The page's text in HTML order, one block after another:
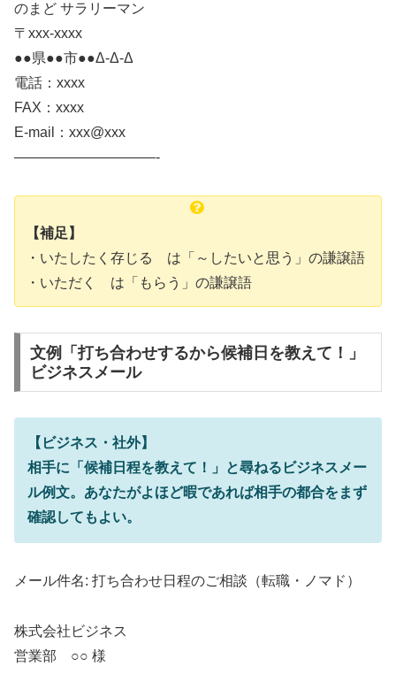
のまど サラリーマン
〒xxx-xxxx
●●県●●市●●Δ-Δ-Δ
電話：xxxx
FAX：xxxx
E-mail：xxx@xxx
——————————-
【補足】
・いたしたく存じる は「～したいと思う」の謙譲語
・いただく は「もらう」の謙譲語
文例「打ち合わせするから候補日を教えて！」
ビジネスメール
【ビジネス・社外】
相手に「候補日程を教えて！」と尋ねるビジネスメー
ル例文。あなたがよほど暇であれば相手の都合をまず
確認してもよい。
メール件名: 打ち合わせ日程のご相談（転職・ノマド）
株式会社ビジネス
営業部 ○○ 様